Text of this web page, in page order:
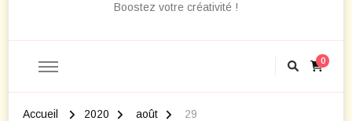
Boostez votre créativité !
0
Accueil 2020 août 29